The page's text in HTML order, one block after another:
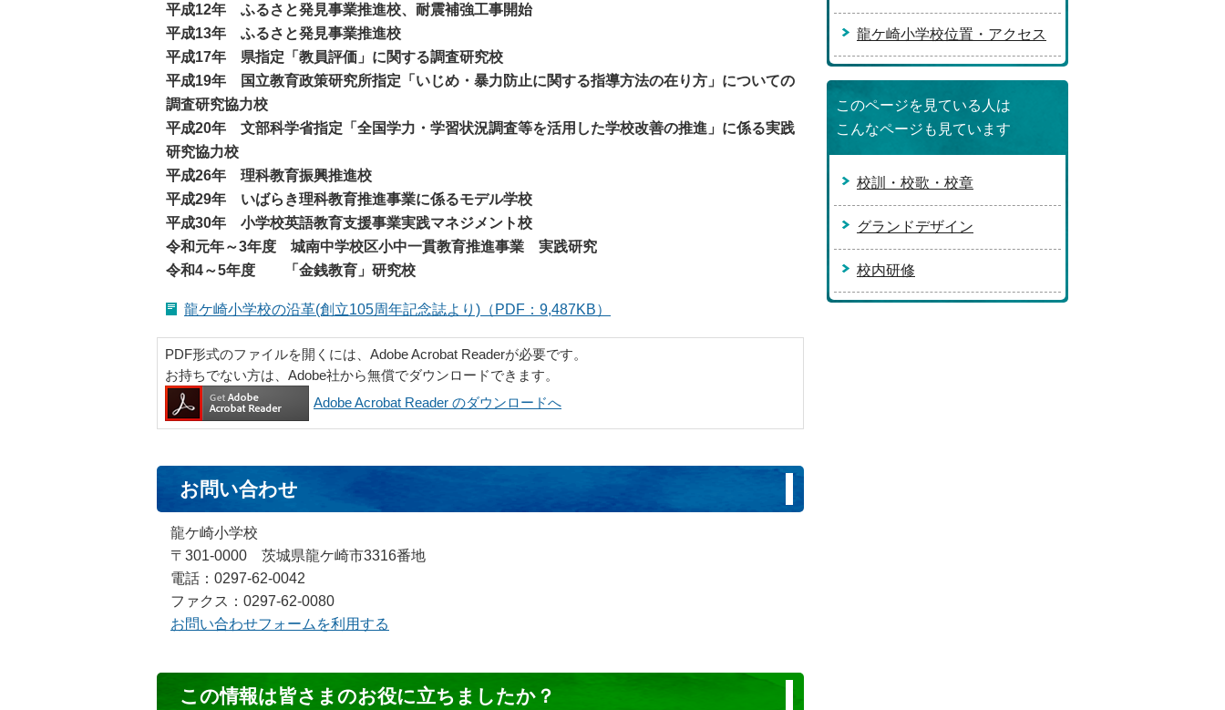
平成12年 ふるさと発見事業推進校、耐震補強工事開始
平成13年 ふるさと発見事業推進校
平成17年 県指定「教員評価」に関する調査研究校
平成19年 国立教育政策研究所指定「いじめ・暴力防止に関する指導方法の在り方」についての
調査研究協力校
平成20年 文部科学省指定「全国学力・学習状況調査等を活用した学校改善の推進」に係る実践
研究協力校
平成26年 理科教育振興推進校
平成29年 いばらき理科教育推進事業に係るモデル学校
平成30年 小学校英語教育支援事業実践マネジメント校
令和元年～3年度 城南中学校区小中一貫教育推進事業 実践研究
令和4～5年度 「金銭教育」研究校
龍ケ崎小学校の沿革(創立105周年記念誌より)（PDF：9,487KB）
PDF形式のファイルを開くには、Adobe Acrobat Readerが必要です。
お持ちでない方は、Adobe社から無償でダウンロードできます。
Adobe Acrobat Reader のダウンロードへ
お問い合わせ
龍ケ崎小学校
〒301-0000 茨城県龍ケ崎市3316番地
電話：0297-62-0042
ファクス：0297-62-0080
お問い合わせフォームを利用する
この情報は皆さまのお役に立ちましたか？
龍ケ崎小学校位置・アクセス
このページを見ている人は
こんなページも見ています
校訓・校歌・校章
グランドデザイン
校内研修